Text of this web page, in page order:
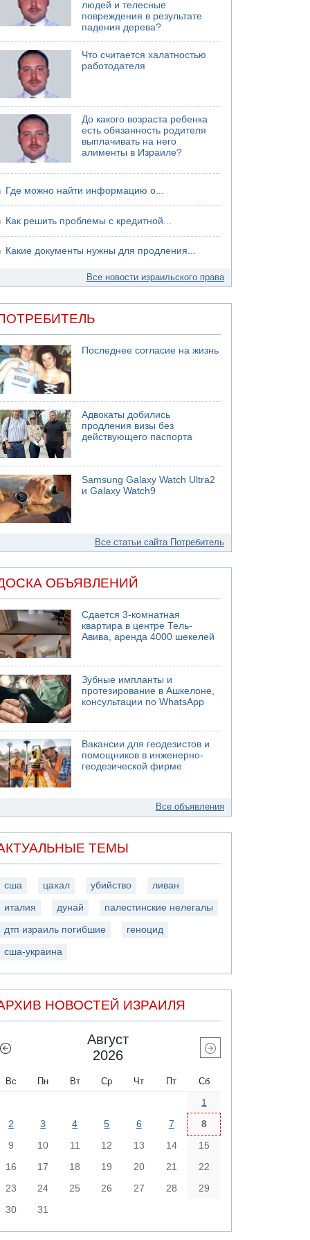
хуситов
людей и телесные
повреждения в результате
падения дерева?
Что считается халатностью
работодателя
До какого возраста ребенка
есть обязанность родителя
выплачивать на него
алименты в Израиле?
Где можно найти информацию о...
Как решить проблемы с кредитной...
Какие документы нужны для продления...
Все новости израильского права
Последнее согласие на жизнь
Адвокаты добились
продления визы без
действующего паспорта
Samsung Galaxy Watch Ultra2
и Galaxy Watch9
Все статьи сайта Потребитель
ОБЪЯВЛЕНИЙ
Сдается 3-комнатная
квартира в центре Тель-
Авива, аренда 4000 шекелей
Зубные импланты и
протезирование в Ашкелоне,
консультации по WhatsApp
Вакансии для геодезистов и
помощников в инженерно-
геодезической фирме
Все объявления
ТЕМЫ
сша цахал убийство ливан
италия дунай палестинские нелегалы
дтп израиль погибшие геноцид
сша-украина
НОВОСТЕЙ ИЗРАИЛЯ
Август
2026
Вс Пн Вт Ср Чт Пт Сб
1
2
3 4 5 6 7
8
9
10 11 12 13 14
15
16
17 18 19 20 21
22
23
24 25 26 27 28
29
30
31